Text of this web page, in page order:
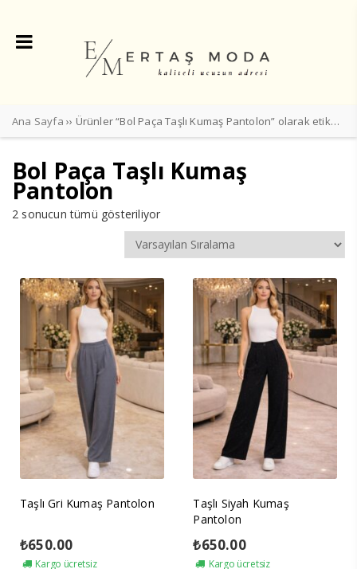
Ana Sayfa ›› Ürünler “Bol Paça Taşlı Kumaş Pantolon” olarak etiketlendi
Bol Paça Taşlı Kumaş
Pantolon
2 sonucun tümü gösteriliyor
Taşlı Gri Kumaş Pantolon
₺650.00
Kargo ücretsiz
Taşlı Siyah Kumaş
Pantolon
₺650.00
Kargo ücretsiz